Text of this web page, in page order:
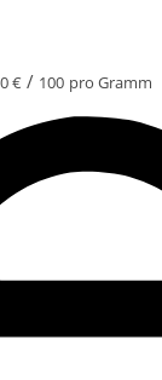
€ / 100 pro Gramm